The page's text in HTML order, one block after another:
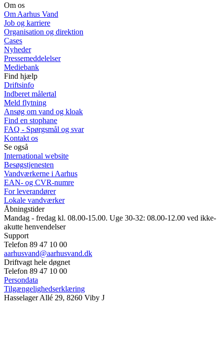
Om os
Om Aarhus Vand
Job og karriere
Organisation og direktion
Cases
Nyheder
Pressemeddelelser
Mediebank
Find hjælp
Driftsinfo
Indberet målertal
Meld flytning
Ansøg om vand og kloak
Find en stophane
FAQ - Spørgsmål og svar
Kontakt os
Se også
International website
Besøgstjenesten
Vandværkerne i Aarhus
EAN- og CVR-numre
For leverandører
Lokale vandværker
Åbningstider
Mandag - fredag kl. 08.00-15.00. Uge 30-32: 08.00-12.00 ved ikke-
akutte henvendelser
Support
Telefon 89 47 10 00
aarhusvand@aarhusvand.dk
Driftvagt hele døgnet
Telefon 89 47 10 00
Persondata
Tilgængelighedserklæring
Hasselager Allé 29, 8260 Viby J